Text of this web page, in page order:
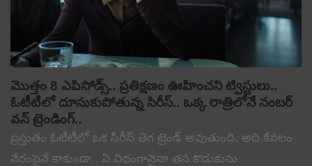
మొత్తం 8 ఎపిసోడ్స్.. ప్రతిక్షణం ఊహించని ట్విస్టులు..
ఓటీటీలో దూసుకుపోతున్న సిరీస్.. ఒక్క రాత్రిలోనే నంబర్
వన్ ట్రెండింగ్..
ప్రస్తుతం ఓటీటీలో ఒక సిరీస్ తెగ ట్రెండ్ అవుతుంది. అది కేవలం
నేరంపైనే కాకుండా.. ఏ విధంగానైనా తన కొడుకును